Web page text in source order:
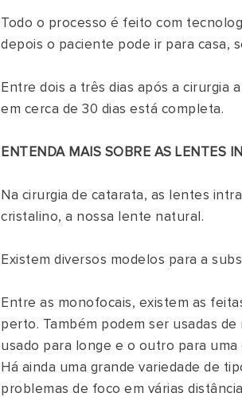
Todo o processo é feito com
depois o paciente pode ir para casa,
Entre dois a três dias após a cirurgia
em cerca de 30 dias está completa.
ENTENDA MAIS SOBRE AS LENTES
Na cirurgia de catarata, as lentes
cristalino, a nossa lente natural.
Existem diversos modelos para a
Entre as monofocais, existem as
perto. Também podem ser usadas
usado para longe e o outro para uma
Há ainda uma grande variedade de
problemas de foco em várias